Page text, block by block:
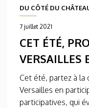
DU CÔTÉ DU
7 juillet 2021
CET ÉTÉ,
VERSAILLES
Cet été, partez à
Versailles en
participatives, qui